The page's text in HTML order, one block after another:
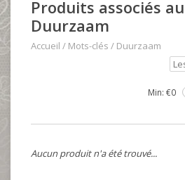
Produits associés
Duurzaam
Accueil / Mots-clés / Duurzaam
Min: €0
Aucun produit n'a été trouvé...